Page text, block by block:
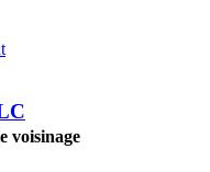
voisinage